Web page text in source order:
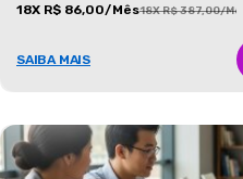
18X R$ 86,00/Mês18X R$ 387,00/Mês
SAIBA MAIS